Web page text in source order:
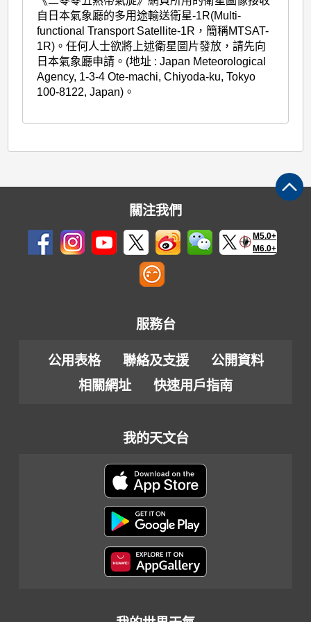
自日本氣象廳的多用途輸送衛星-1R(Multi-
functional Transport Satellite-1R，簡稱MTSAT-
1R)。任何人士欲將上述衛星圖片發放，請先向
日本氣象廳申請。(地址 : Japan Meteorological
Agency, 1-3-4 Ote-machi, Chiyoda-ku, Tokyo
100-8122, Japan)。
關注我們
M5.0+
M6.0+
服務台
公用表格 聯絡及支援
公開資料
相關網址
快速用戶指南
我的天文台